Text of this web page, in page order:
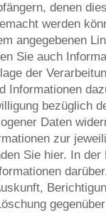
denen
wer­den
ange­ge­be­nen
Sie auch
der
Infor­ma­tio­nen
bezüg­lich
Daten
zur
Sie hier. In der